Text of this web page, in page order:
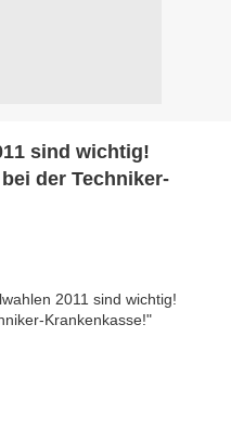
sind wichtig!
der Techniker-